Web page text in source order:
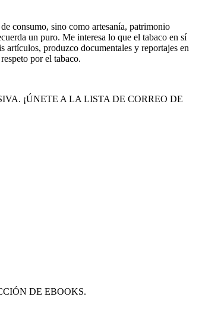
consumo, sino como artesanía, patrimonio
un puro. Me interesa lo que el tabaco en sí
produzco documentales y reportajes en
por el tabaco.
¡ÚNETE A LA LISTA DE CORREO DE
DE EBOOKS.